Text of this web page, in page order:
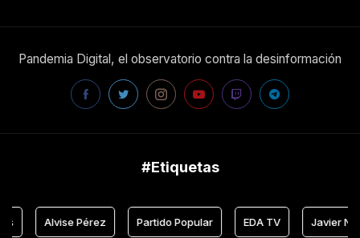
Pandemia Digital, el observatorio contra la desinformación
#Etiquetas
Alvise Pérez Partido Popular EDA TV Javier Negre